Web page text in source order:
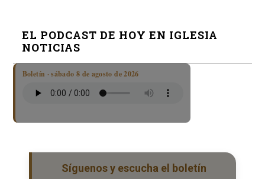
EL PODCAST DE HOY EN IGLESIA
NOTICIAS
Boletín · sábado 8 de agosto de 2026
Síguenos y escucha el boletín